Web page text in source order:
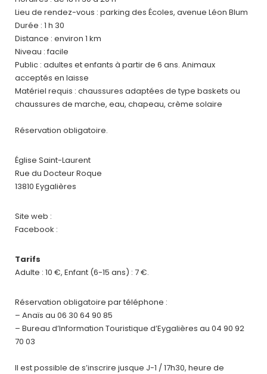
Lieu de rendez-vous : parking des Écoles, avenue Léon Blum
Durée : 1 h 30
Distance : environ 1 km
Niveau : facile
Public : adultes et enfants à partir de 6 ans. Animaux
acceptés en laisse
Matériel requis : chaussures adaptées de type baskets ou
chaussures de marche, eau, chapeau, crème solaire
Réservation obligatoire.
Église Saint-Laurent
Rue du Docteur Roque
13810 Eygalières
Site web :
Facebook :
Tarifs
Adulte : 10 €, Enfant (6-15 ans) : 7 €.
Réservation obligatoire par téléphone :
– Anaïs au 06 30 64 90 85
– Bureau d’Information Touristique d’Eygalières au 04 90 92
70 03
Il est possible de s’inscrire jusque J-1 / 17h30, heure de